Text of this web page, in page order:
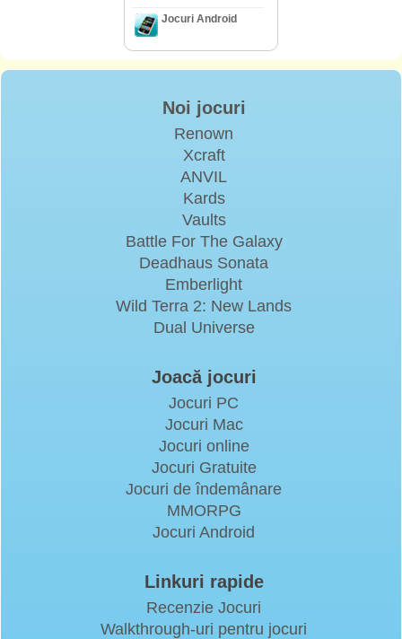
Jocuri Android
Noi jocuri
Renown
Xcraft
ANVIL
Kards
Vaults
Battle For The Galaxy
Deadhaus Sonata
Emberlight
Wild Terra 2: New Lands
Dual Universe
Joacă jocuri
Jocuri PC
Jocuri Mac
Jocuri online
Jocuri Gratuite
Jocuri de îndemânare
MMORPG
Jocuri Android
Linkuri rapide
Recenzie Jocuri
Walkthrough-uri pentru jocuri